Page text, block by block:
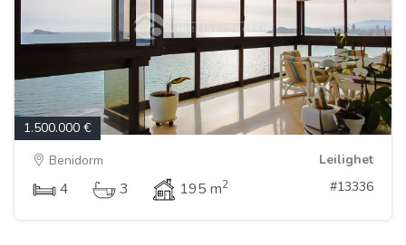
1.500.000 €
Benidorm
Leilighet
4 3 195 m2 #13336